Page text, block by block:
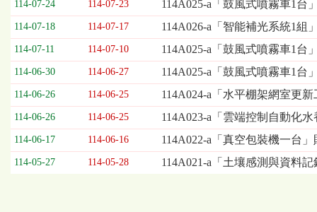
公
告
事
項
114-07-24 114-07-23 114A025-a「鼓風式噴霧車1台
114-07-18 114-07-17 114A026-a「智能補光系統1組
114-07-11 114-07-10 114A025-a「鼓風式噴霧車1台
114-06-30 114-06-27 114A025-a「鼓風式噴霧車1台
114-06-26 114-06-25 114A024-a「水平棚架網室更
114-06-26 114-06-25 114A023-a「雲端控制自動化
114-06-17 114-06-16 114A022-a「真空包裝機一台
114-05-27 114-05-28 114A021-a「土壤感測與資料